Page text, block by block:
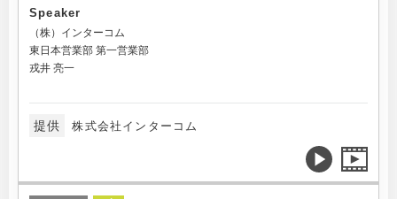
Speaker
（株）インターコム
東日本営業部 第一営業部
戎井 亮一
提供 株式会社インターコム